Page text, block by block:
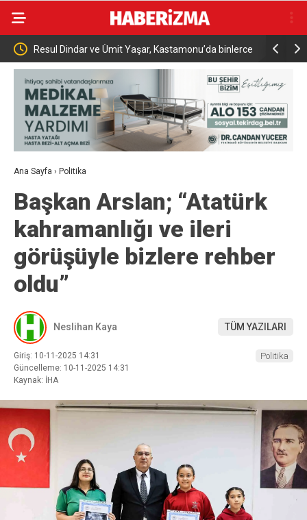
Menderes Belediye Başkanı İlkay Çiçek tutuklandı
Ana Sayfa › Politika
Başkan Arslan; “Atatürk
kahramanlığı ve ileri
görüşüyle bizlere rehber
oldu”
Neslihan Kaya TÜM YAZILARI
Giriş: 10-11-2025 14:31
Güncelleme: 10-11-2025 14:31
Kaynak: İHA
Politika